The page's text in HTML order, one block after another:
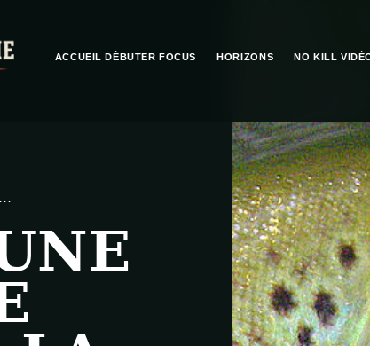
ACCUEIL DÉBUTER FOCUS HORIZONS NO KILL